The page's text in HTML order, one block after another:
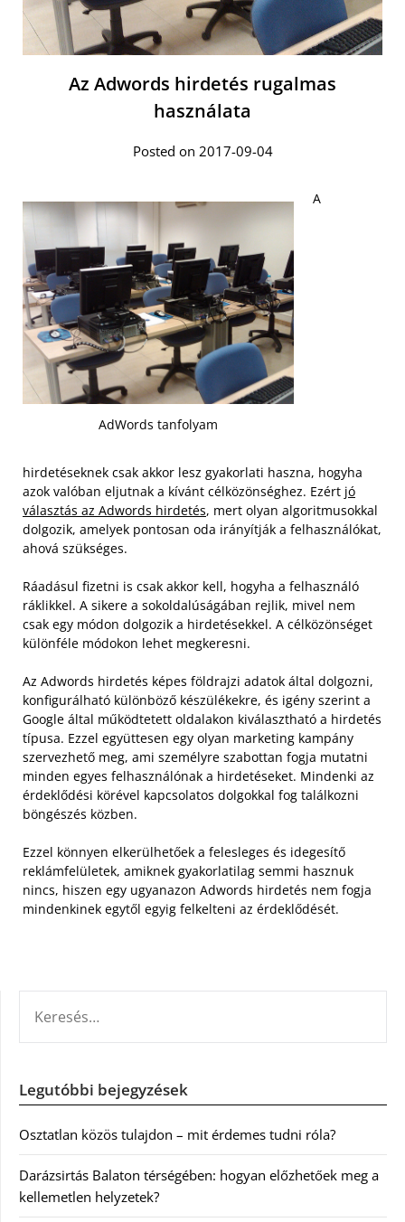
Az Adwords hirdetés rugalmas
használata
Posted on 2017-09-04
AdWords tanfolyam
A
hirdetéseknek csak akkor lesz gyakorlati haszna, hogyha
azok valóban eljutnak a kívánt célközönséghez. Ezért jó
választás az Adwords hirdetés, mert olyan algoritmusokkal
dolgozik, amelyek pontosan oda irányítják a felhasználókat,
ahová szükséges.
Ráadásul fizetni is csak akkor kell, hogyha a felhasználó
ráklikkel. A sikere a sokoldalúságában rejlik, mivel nem
csak egy módon dolgozik a hirdetésekkel. A célközönséget
különféle módokon lehet megkeresni.
Az Adwords hirdetés képes földrajzi adatok által dolgozni,
konfigurálható különböző készülékekre, és igény szerint a
Google által működtetett oldalakon kiválasztható a hirdetés
típusa. Ezzel együttesen egy olyan marketing kampány
szervezhető meg, ami személyre szabottan fogja mutatni
minden egyes felhasználónak a hirdetéseket. Mindenki az
érdeklődési körével kapcsolatos dolgokkal fog találkozni
böngészés közben.
Ezzel könnyen elkerülhetőek a felesleges és idegesítő
reklámfelületek, amiknek gyakorlatilag semmi hasznuk
nincs, hiszen egy ugyanazon Adwords hirdetés nem fogja
mindenkinek egytől egyig felkelteni az érdeklődését.
Legutóbbi bejegyzések
Osztatlan közös tulajdon – mit érdemes tudni róla?
Darázsirtás Balaton térségében: hogyan előzhetőek meg a
kellemetlen helyzetek?